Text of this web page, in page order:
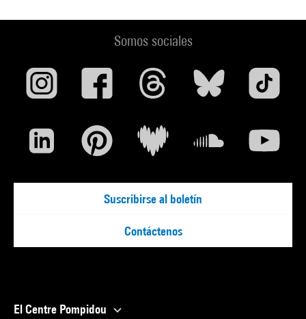
Somos sociales
Suscribirse al boletín
Contáctenos
El Centre Pompidou